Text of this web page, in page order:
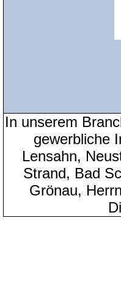
In unserem
gewerbliche
Lensahn,
Strand, Bad
Grönau,